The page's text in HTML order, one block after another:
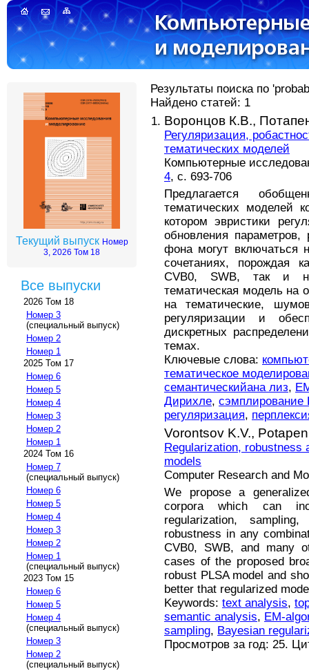
Текущий выпуск Номер
3, 2026 Том 18
Все выпуски
2026 Том 18
Номер 3
(специальный выпуск)
Номер 2
Номер 1
2025 Том 17
Номер 6
Номер 5
Номер 4
Номер 3
Номер 2
Номер 1
2024 Том 16
Номер 7
(специальный выпуск)
Номер 6
Номер 5
Номер 4
Номер 3
Номер 2
Номер 1
(специальный выпуск)
2023 Том 15
Номер 6
Номер 5
Номер 4
(специальный выпуск)
Номер 3
Номер 2
(специальный выпуск)
Результаты поиска по
Найдено статей: 1
Воронцов К.В.,
Регуляризация,
тематических моделей
Компьютерные
4, с. 693-706
Предлагается
тематических моделей
котором эвристики
обновления
фона могут включаться
сочетаниях, порождая
CVB0, SWB, так и
тематическая модель на
на тематические,
регуляризации и
дискретных
темах.
Ключевые слова:
тематическое
семантическийана лиз,
Дирихле, сэмплирование
регуляризация,
Vorontsov K.V.,
Regularization,
models
Computer Research and
We propose a
corpora which can
regularization,
robustness in any
CVB0, SWB, and many
cases of the proposed
robust PLSA model and
better that regularized
Keywords: text analysis,
semantic analysis, EM-
sampling, Bayesian
Просмотров за год: 25.